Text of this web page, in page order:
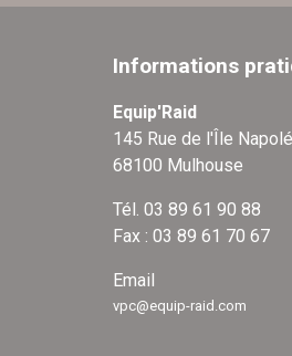
Informations
Equip'Raid
145 Rue de l'Île
68100 Mulhouse
Tél. 03 89 61 90 88
Fax : 03 89 61 70 67
Email
vpc@equip-raid.com